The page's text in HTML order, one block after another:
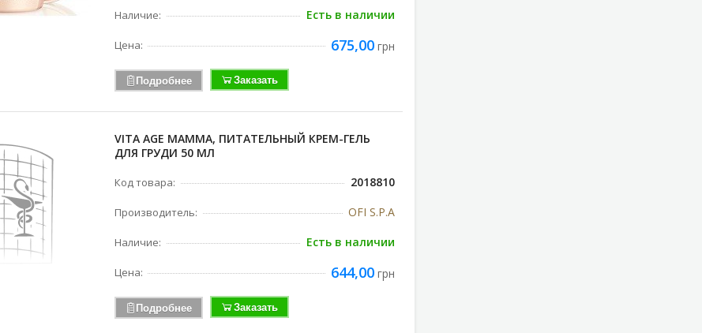
Наличие: Есть в наличии
Цена: 675,00грн
Подробнее Заказать
VITA AGE MAMMA, ПИТАТЕЛЬНЫЙ КРЕМ-ГЕЛЬ
ДЛЯ ГРУДИ 50 МЛ
Код товара: 2018810
Производитель: OFI S.P.A
Наличие: Есть в наличии
Цена: 644,00грн
Подробнее Заказать